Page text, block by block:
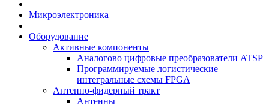
Микроэлектроника
Оборудование
Активные компоненты
Аналогово цифровые преобразователи ATSP
Программируемые логистические
интегральные схемы FPGA
Антенно-фидерный тракт
Антенны